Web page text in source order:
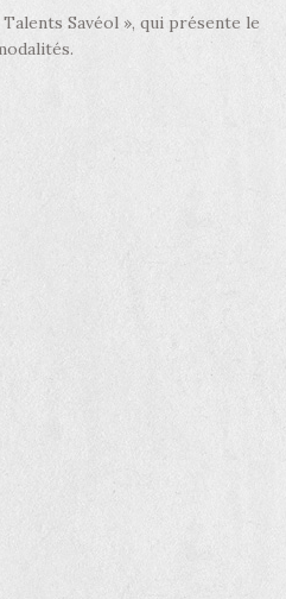
Savéol », qui présente le